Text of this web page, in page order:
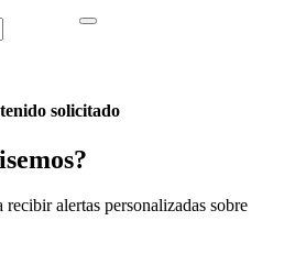
solicitado
alertas personalizadas sobre